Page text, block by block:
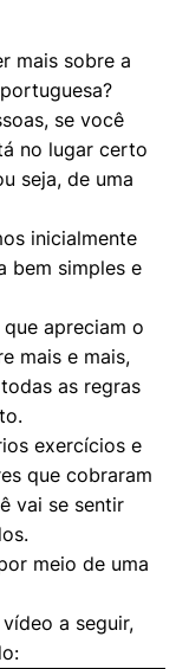
mais sobre a
se você
no lugar certo
seja, de uma
inicialmente
bem simples e
apreciam o
mais e mais,
as regras
exercícios e
que cobraram
vai se sentir
meio de uma
a seguir,